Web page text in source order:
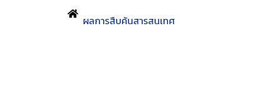
ผลการสืบค้นสารสนเทศ